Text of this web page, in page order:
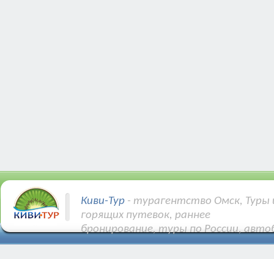
Киви-Тур - турагентство Омск, Туры
горящих путевок, раннее
бронирование, туры по России,
Купить Авиа и ЖД билеты.